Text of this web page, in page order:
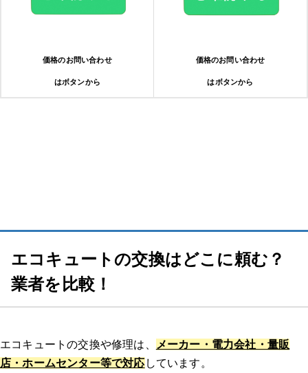
6.動作確認・支払い
エコキュート交換のよくある質問
価格のお問い合わせ
はボタンから
価格のお問い合わせ
はボタンから
エコキュートの交換はどこに頼む？
業者を比較！
エコキュートの交換や修理は、
メーカー・電力会社・量販
店・ホームセンター等で対応 しています。